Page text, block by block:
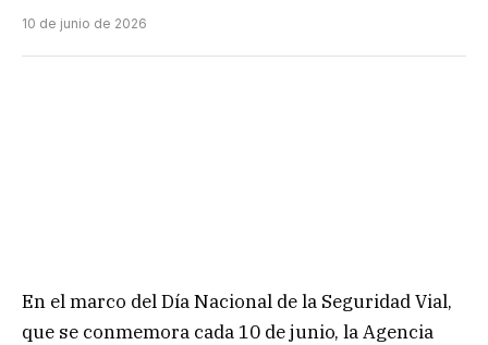
10 de junio de 2026
En el marco del Día Nacional de la Seguridad Vial,
que se conmemora cada 10 de junio, la Agencia